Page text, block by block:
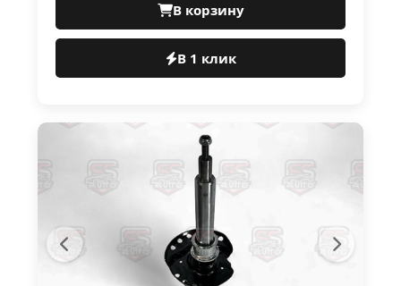
В корзину
В 1 клик